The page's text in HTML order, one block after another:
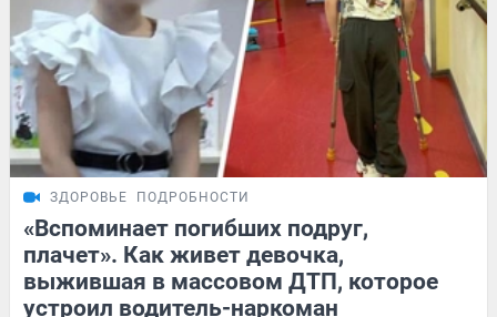
ЗДОРОВЬЕ ПОДРОБНОСТИ
«Вспоминает погибших подруг,
плачет». Как живет девочка,
выжившая в массовом ДТП, которое
устроил водитель-наркоман